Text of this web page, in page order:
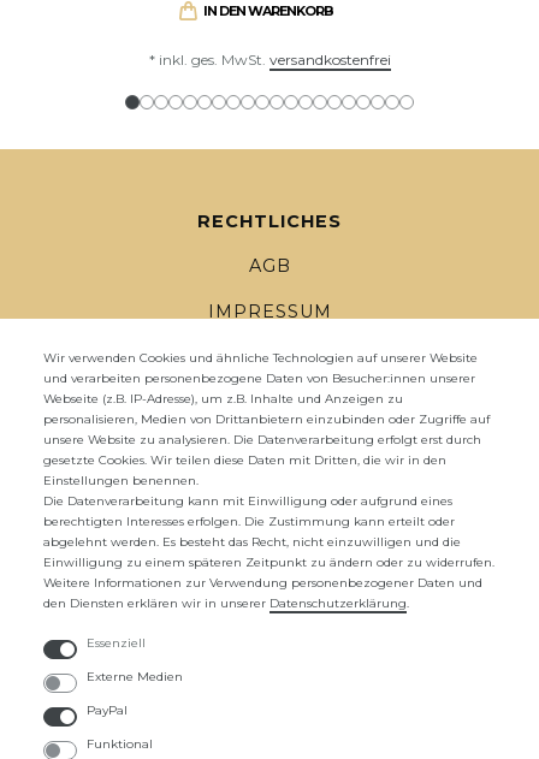
IN DEN WARENKORB
* inkl. ges. MwSt. versandkostenfrei
RECHTLICHES
AGB
IMPRESSUM
DATENSCHUTZ
WIDERRUFSRECHT
WIDERRUFS­FORMULAR
ZAHLUNG UND VERSAND
UNTERNEHMEN
ÜBER UNS
Wir verwenden Cookies und ähnliche Technologien auf unserer Website
und verarbeiten personenbezogene Daten von Besucher:innen unserer
Webseite (z.B. IP-Adresse), um z.B. Inhalte und Anzeigen zu
personalisieren, Medien von Drittanbietern einzubinden oder Zugriffe auf
unsere Website zu analysieren. Die Datenverarbeitung erfolgt erst durch
gesetzte Cookies. Wir teilen diese Daten mit Dritten, die wir in den
Einstellungen benennen.
Die Datenverarbeitung kann mit Einwilligung oder aufgrund eines
berechtigten Interesses erfolgen. Die Zustimmung kann erteilt oder
abgelehnt werden. Es besteht das Recht, nicht einzuwilligen und die
Einwilligung zu einem späteren Zeitpunkt zu ändern oder zu widerrufen.
Weitere Informationen zur Verwendung personenbezogener Daten und
den Diensten erklären wir in unserer Daten­schutz­erklärung.
Essenziell
Externe Medien
PayPal
Funktional